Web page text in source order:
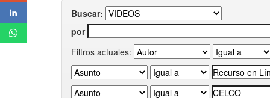
Buscar:
por
Filtros actuales: